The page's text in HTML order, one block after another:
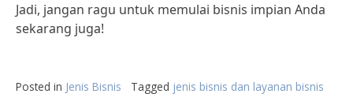
Jadi, jangan ragu untuk memulai bisnis impian Anda
sekarang juga!
Posted in Jenis Bisnis Tagged jenis bisnis dan layanan bisnis